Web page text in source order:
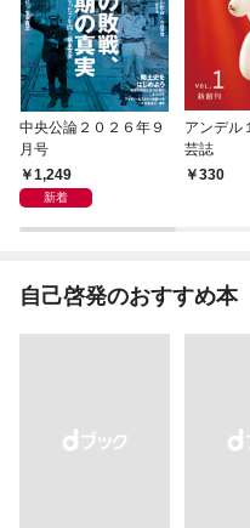
中央公論２０２６年９
月号
1,249
新着
アンデ
芸誌
330
自己啓発のおすすめ本